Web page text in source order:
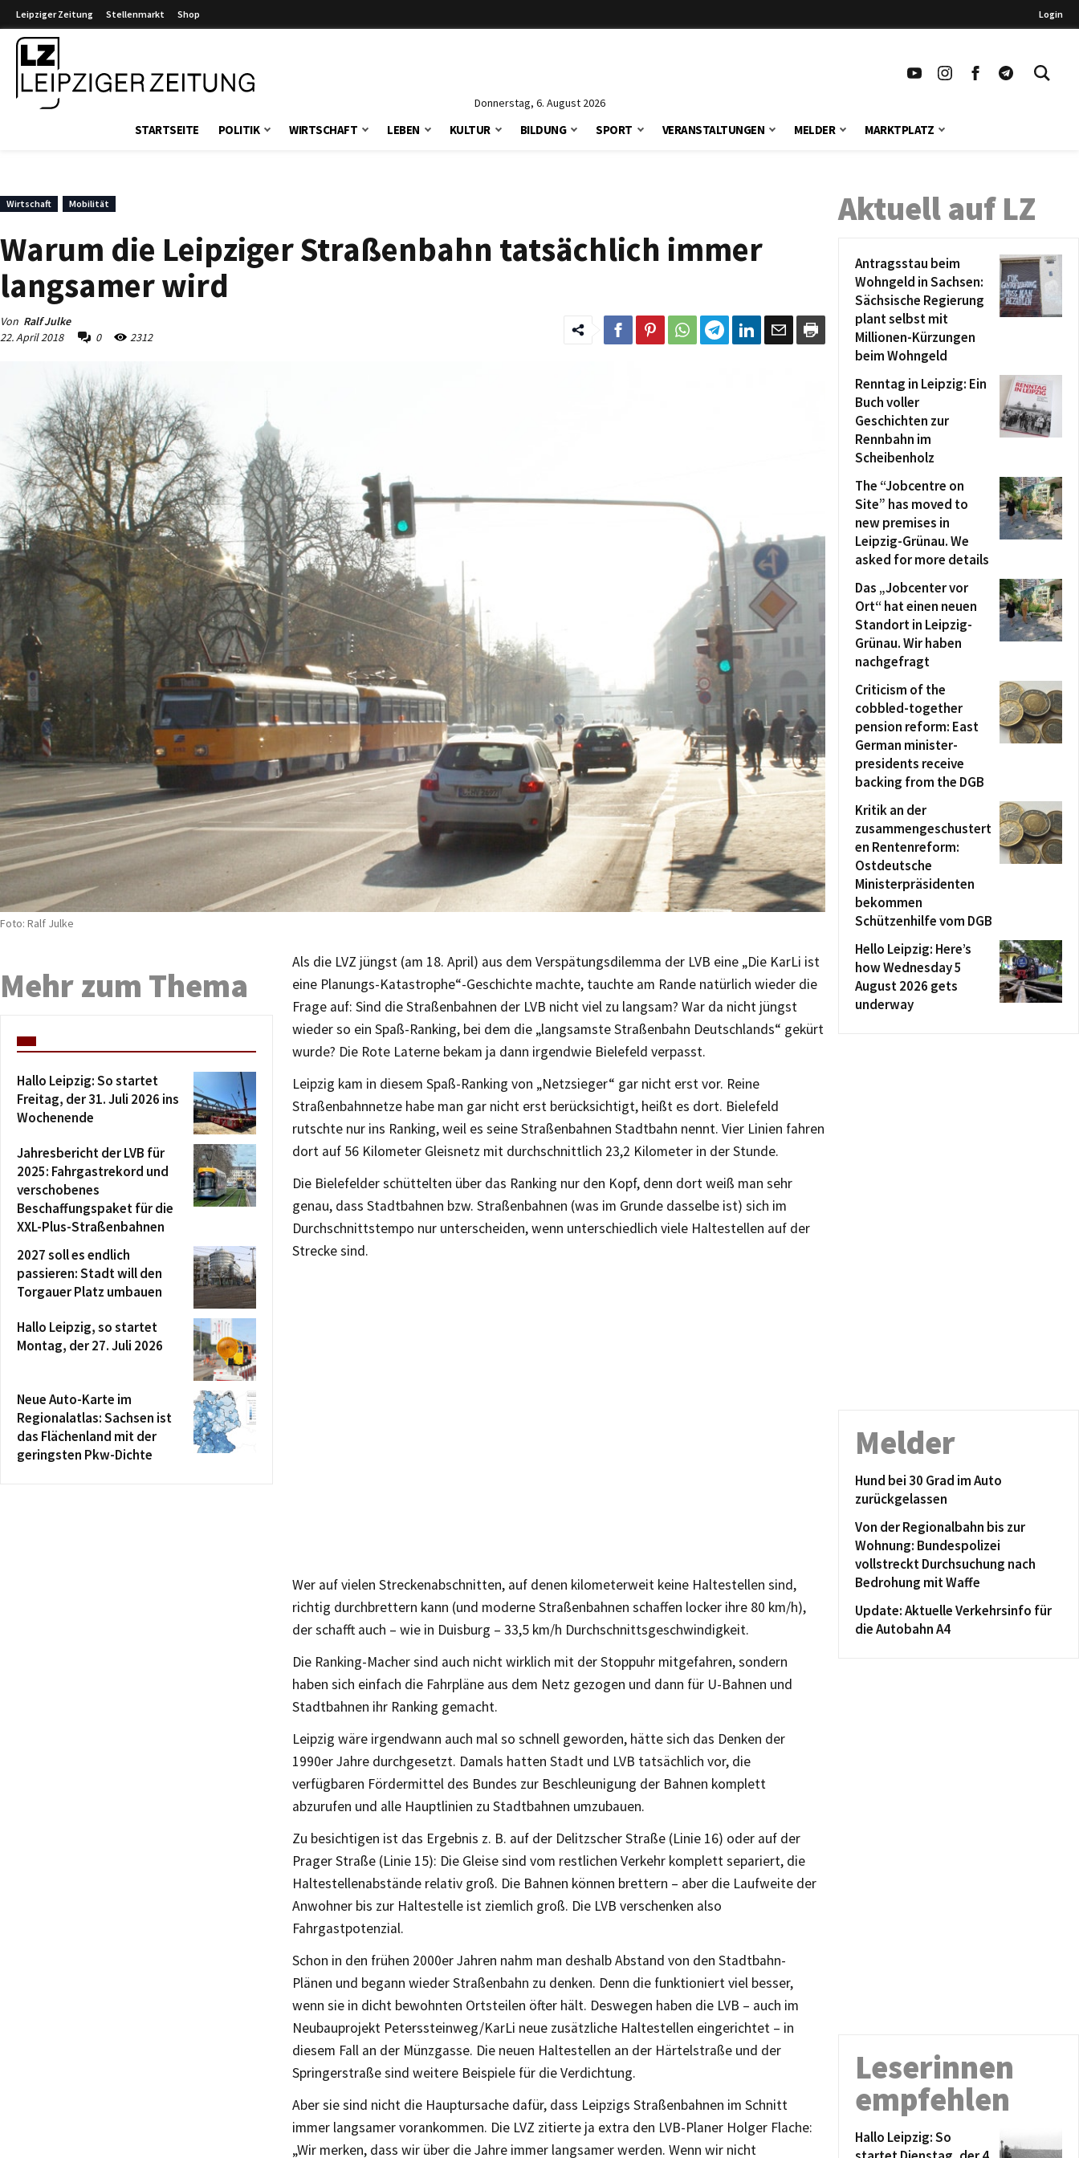
Leipziger Zeitung Stellenmarkt Shop Login
Donnerstag, 6. August 2026
STARTSEITE POLITIK WIRTSCHAFT LEBEN KULTUR BILDUNG SPORT VERANSTALTUNGEN MELDER MARKTPLATZ
Wirtschaft Mobilität
Warum die Leipziger Straßenbahn tatsächlich immer
langsamer wird
Von Ralf Julke
22. April 2018
0 2312
Foto: Ralf Julke
Als die LVZ jüngst (am 18. April) aus dem Verspätungsdilemma der LVB eine „Die KarLi ist
eine Planungs-Katastrophe“-Geschichte machte, tauchte am Rande natürlich wieder die
Frage auf: Sind die Straßenbahnen der LVB nicht viel zu langsam? War da nicht jüngst
wieder so ein Spaß-Ranking, bei dem die „langsamste Straßenbahn Deutschlands“ gekürt
wurde? Die Rote Laterne bekam ja dann irgendwie Bielefeld verpasst.
Leipzig kam in diesem Spaß-Ranking von „Netzsieger“ gar nicht erst vor. Reine
Straßenbahnnetze habe man gar nicht erst berücksichtigt, heißt es dort. Bielefeld
rutschte nur ins Ranking, weil es seine Straßenbahnen Stadtbahn nennt. Vier Linien fahren
dort auf 56 Kilometer Gleisnetz mit durchschnittlich 23,2 Kilometer in der Stunde.
Die Bielefelder schüttelten über das Ranking nur den Kopf, denn dort weiß man sehr
genau, dass Stadtbahnen bzw. Straßenbahnen (was im Grunde dasselbe ist) sich im
Durchschnittstempo nur unterscheiden, wenn unterschiedlich viele Haltestellen auf der
Strecke sind.
Wer auf vielen Streckenabschnitten, auf denen kilometerweit keine Haltestellen sind,
richtig durchbrettern kann (und moderne Straßenbahnen schaffen locker ihre 80 km/h),
der schafft auch – wie in Duisburg – 33,5 km/h Durchschnittsgeschwindigkeit.
Die Ranking-Macher sind auch nicht wirklich mit der Stoppuhr mitgefahren, sondern
haben sich einfach die Fahrpläne aus dem Netz gezogen und dann für U-Bahnen und
Stadtbahnen ihr Ranking gemacht.
Leipzig wäre irgendwann auch mal so schnell geworden, hätte sich das Denken der
1990er Jahre durchgesetzt. Damals hatten Stadt und LVB tatsächlich vor, die
verfügbaren Fördermittel des Bundes zur Beschleunigung der Bahnen komplett
abzurufen und alle Hauptlinien zu Stadtbahnen umzubauen.
Zu besichtigen ist das Ergebnis z. B. auf der Delitzscher Straße (Linie 16) oder auf der
Prager Straße (Linie 15): Die Gleise sind vom restlichen Verkehr komplett separiert, die
Haltestellenabstände relativ groß. Die Bahnen können brettern – aber die Laufweite der
Anwohner bis zur Haltestelle ist ziemlich groß. Die LVB verschenken also
Fahrgastpotenzial.
Schon in den frühen 2000er Jahren nahm man deshalb Abstand von den Stadtbahn-
Plänen und begann wieder Straßenbahn zu denken. Denn die funktioniert viel besser,
wenn sie in dicht bewohnten Ortsteilen öfter hält. Deswegen haben die LVB – auch im
Neubauprojekt Peterssteinweg/KarLi neue zusätzliche Haltestellen eingerichtet – in
diesem Fall an der Münzgasse. Die neuen Haltestellen an der Härtelstraße und der
Springerstraße sind weitere Beispiele für die Verdichtung.
Aber sie sind nicht die Hauptursache dafür, dass Leipzigs Straßenbahnen im Schnitt
immer langsamer vorankommen. Die LVZ zitierte ja extra den LVB-Planer Holger Flache:
„Wir merken, dass wir über die Jahre immer langsamer werden. Wenn wir nicht
Mehr zum Thema
Hallo Leipzig: So startet
Freitag, der 31. Juli 2026 ins
Wochenende
Jahresbericht der LVB für
2025: Fahrgastrekord und
verschobenes
Beschaffungspaket für die
XXL-Plus-Straßenbahnen
2027 soll es endlich
passieren: Stadt will den
Torgauer Platz umbauen
Hallo Leipzig, so startet
Montag, der 27. Juli 2026
Neue Auto-Karte im
Regionalatlas: Sachsen ist
das Flächenland mit der
geringsten Pkw-Dichte
Aktuell auf LZ
Antragsstau beim
Wohngeld in Sachsen:
Sächsische Regierung
plant selbst mit
Millionen-Kürzungen
beim Wohngeld
Renntag in Leipzig: Ein
Buch voller
Geschichten zur
Rennbahn im
Scheibenholz
The “Jobcentre on
Site” has moved to
new premises in
Leipzig-Grünau. We
asked for more details
Das „Jobcenter vor
Ort“ hat einen neuen
Standort in Leipzig-
Grünau. Wir haben
nachgefragt
Criticism of the
cobbled-together
pension reform: East
German minister-
presidents receive
backing from the DGB
Kritik an der
zusammengeschustert
en Rentenreform:
Ostdeutsche
Ministerpräsidenten
bekommen
Schützenhilfe vom DGB
Hello Leipzig: Here’s
how Wednesday 5
August 2026 gets
underway
Melder
Hund bei 30 Grad im Auto
zurückgelassen
Von der Regionalbahn bis zur
Wohnung: Bundespolizei
vollstreckt Durchsuchung nach
Bedrohung mit Waffe
Update: Aktuelle Verkehrsinfo für
die Autobahn A4
Leserinnen
empfehlen
Hallo Leipzig: So